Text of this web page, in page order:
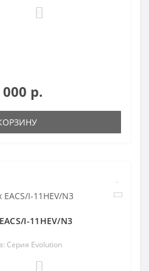
р.
I-11HEV/N3
Серия Evolution